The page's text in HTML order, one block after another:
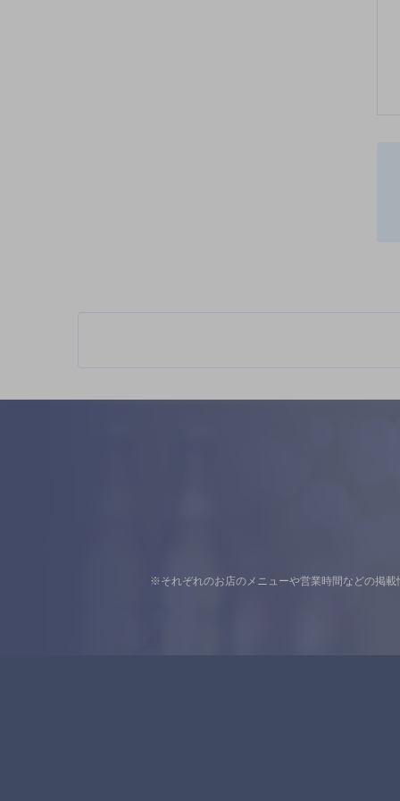
※それぞれのお店のメニューや営業時間などの掲載